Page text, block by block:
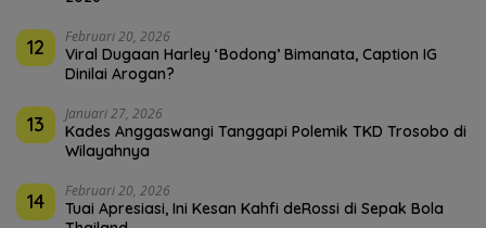
12 Februari 20, 2026
Viral Dugaan Harley ‘Bodong’ Bimanata, Caption IG
Dinilai Arogan?
13 Januari 27, 2026
Kades Anggaswangi Tanggapi Polemik TKD Trosobo di
Wilayahnya
14 Februari 20, 2026
Tuai Apresiasi, Ini Kesan Kahfi deRossi di Sepak Bola